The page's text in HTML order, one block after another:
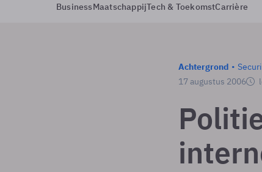
BusinessMaatschappijTech & ToekomstCarrière
Achtergrond
17 augustus 2006